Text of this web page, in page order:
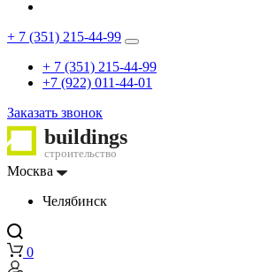
+ 7 (351) 215-44-99
+ 7 (351) 215-44-99
+7 (922) 011-44-01
Заказать звонок
buildings
строительство
Москва
Челябинск
0